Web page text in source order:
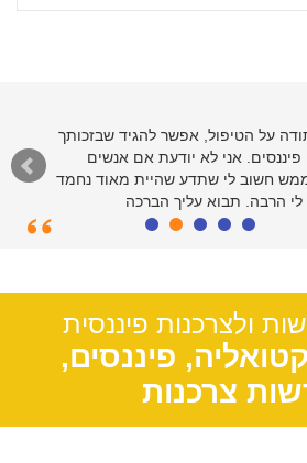
על הטיפול, אפשר להגיד שבזכותך
פיננסים. אני לא יודעת אם אנשים
חשוב לי שתדע שהיית מאוד נחמד
לי הרבה. תבוא עליך הברכה
ולצרכנות פיננסית
פיננסים,
צרכנות